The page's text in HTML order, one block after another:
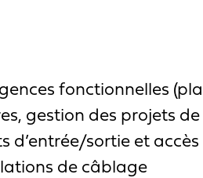
fonctionnelles
gestion des projets
d’entrée/sortie et
de câblage